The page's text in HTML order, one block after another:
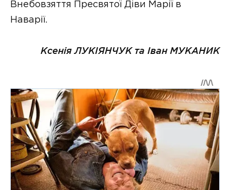
Внебовзяття Пресвятої Діви Марії в
Наварії.
Ксенія ЛУКІЯНЧУК та Іван МУКАНИК